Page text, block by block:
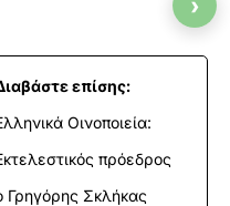
επίσης:
Οινοποιεία:
πρόεδρος
Γρηγόρης Σκλήκας